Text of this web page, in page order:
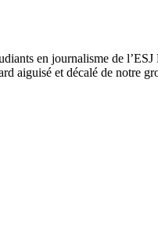
en journalisme de
aiguisé et décalé de notre